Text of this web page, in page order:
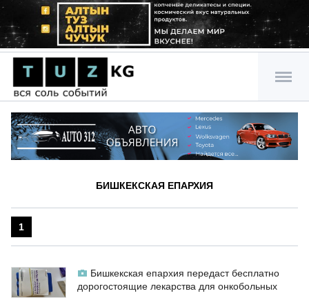
БИШКЕКСКАЯ ЕПАРХИЯ
1
Бишкекская епархия передаст бесплатно
дорогостоящие лекарства для онкобольных